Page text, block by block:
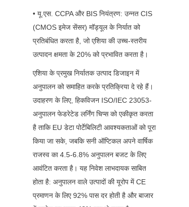
• यू.एस. CCPA और BIS नियंत्रण: उन्नत CIS
(CMOS इमेज सेंसर) मॉड्यूल के निर्यात को
प्रतिबंधित करता है, जो एशिया की उच्च-स्तरीय
उत्पादन क्षमता के 20% को प्रभावित करता है।
एशिया के प्रमुख निर्यातक उत्पाद डिजाइन में
अनुपालन को समाहित करके प्रतिक्रिया दे रहे हैं।
उदाहरण के लिए, हिकविजन ISO/IEC 23053-
अनुपालन फेडरेटेड लर्निंग चिप्स को एकीकृत करता
है ताकि EU डेटा पोर्टेबिलिटी आवश्यकताओं को पूरा
किया जा सके, जबकि सनी ऑप्टिकल अपने वार्षिक
राजस्व का 4.5-6.8% अनुपालन बजट के लिए
आवंटित करता है। यह निवेश लाभदायक साबित
होता है: अनुपालन वाले उत्पादों की यूरोप में CE
प्रमाणन के लिए 92% पास दर होती है और बाजार